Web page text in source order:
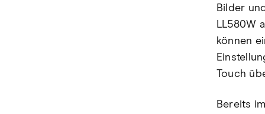
Bilder
LL580W
können
Touch
Bereits